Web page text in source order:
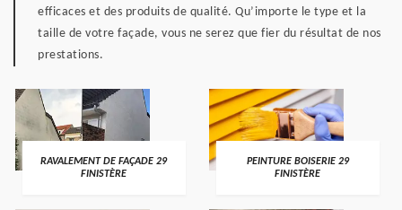
efficaces et des produits de qualité. Qu’importe le type et la
taille de votre façade, vous ne serez que fier du résultat de nos
prestations.
RAVALEMENT DE FAÇADE 29
FINISTÈRE
PEINTURE BOISERIE 29
FINISTÈRE